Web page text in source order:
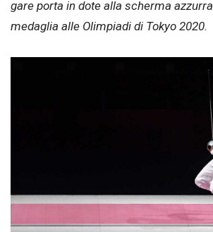
gare porta in dote alla scherma azzurra
medaglia alle Olimpiadi di Tokyo 2020.